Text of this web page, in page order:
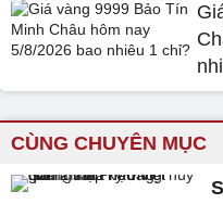
CÙNG CHUYÊN MỤC